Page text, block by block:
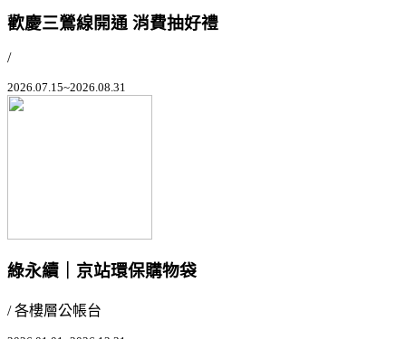
歡慶三鶯線開通 消費抽好禮
/
2026.07.15~2026.08.31
綠永續｜京站環保購物袋
/ 各樓層公帳台